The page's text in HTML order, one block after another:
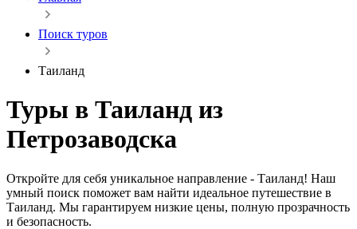
Поиск туров
Таиланд
Туры в Таиланд из
Петрозаводска
Откройте для себя уникальное направление - Таиланд! Наш
умный поиск поможет вам найти идеальное путешествие в
Таиланд. Мы гарантируем низкие цены, полную прозрачность
и безопасность.